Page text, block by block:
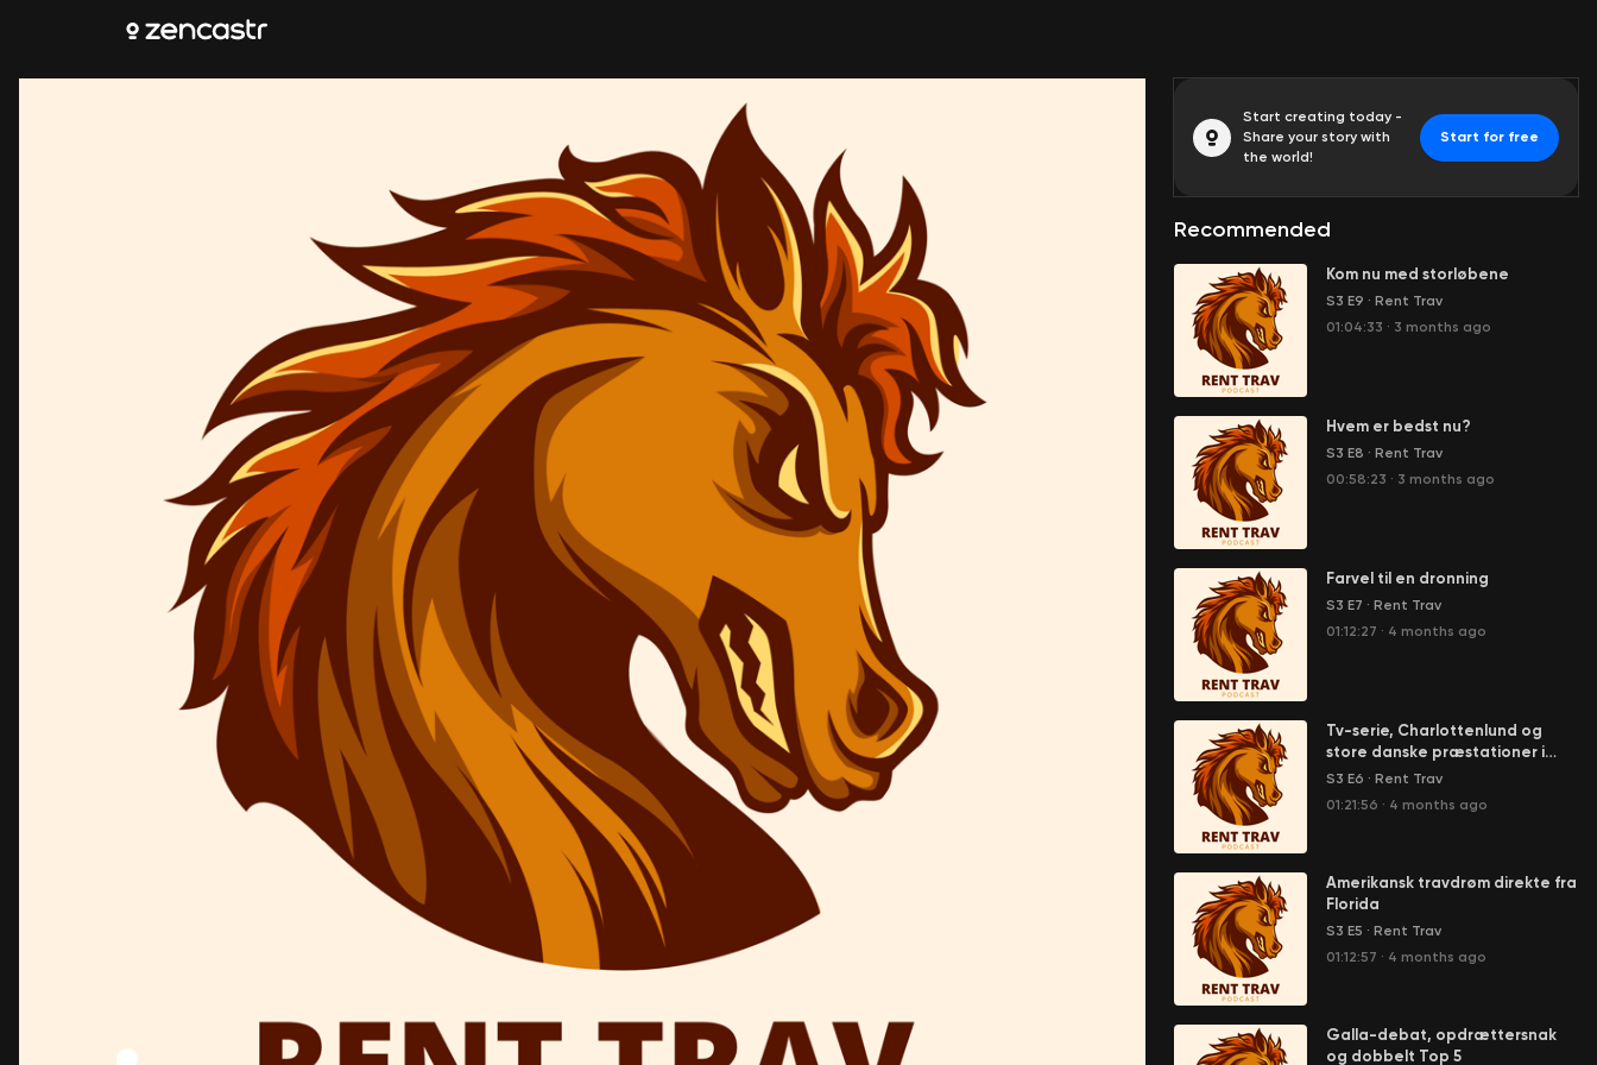
Start creating today -
Share your story with
the world!
Start for free
Recommended
Kom nu med storløbene
S3 E9 · Rent Trav
01:04:33 · 3 months ago
Hvem er bedst nu?
S3 E8 · Rent Trav
00:58:23 · 3 months ago
Farvel til en dronning
S3 E7 · Rent Trav
01:12:27 · 4 months ago
Tv-serie, Charlottenlund og
store danske præstationer i
Sverige
S3 E6 · Rent Trav
01:21:56 · 4 months ago
Amerikansk travdrøm direkte fra
Florida
S3 E5 · Rent Trav
01:12:57 · 4 months ago
Galla-debat, opdrættersnak
og dobbelt Top 5